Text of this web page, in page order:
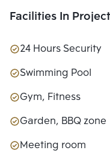
Facilities In Project
24 Hours Security
Swimming Pool
Gym, Fitness
Garden, BBQ zone
Meeting room